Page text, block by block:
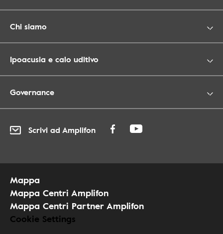
Chi siamo
Ipoacusia e calo uditivo
Governance
Scrivi ad Amplifon
Mappa
Mappa Centri Amplifon
Mappa Centri Partner Amplifon
Cookie Settings